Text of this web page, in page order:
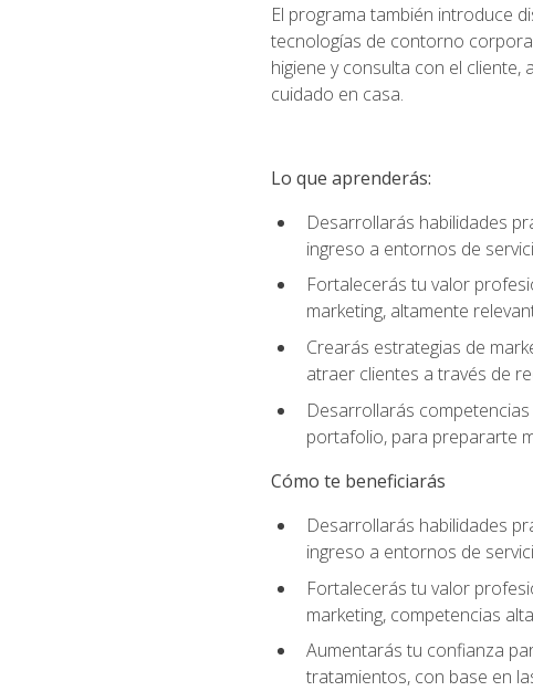
El programa también introduce
tecnologías de contorno
higiene y consulta con el
cuidado en casa.
Lo que aprenderás:
Desarrollarás habilidades
ingreso a entornos de
Fortalecerás tu valor
marketing, altamente
Crearás estrategias de
atraer clientes a través de
Desarrollarás
portafolio, para prepararte
Cómo te beneficiarás
Desarrollarás habilidades
ingreso a entornos de
Fortalecerás tu valor
marketing, competencias
Aumentarás tu confianza
tratamientos, con base en